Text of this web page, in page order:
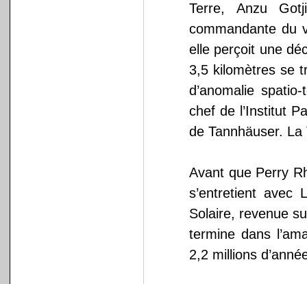
Terre, Anzu
commandante du
elle perçoit une
3,5 kilomètres se
d’anomalie
chef de l’Institut
de Tannhäuser.
Avant que Perry
s’entretient avec
Solaire, revenue
termine dans
2,2 millions